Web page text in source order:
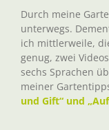
Durch meine
unterwegs.
ich mittlerweile,
genug, zwei
sechs Sprachen
meiner
und Gift“ und